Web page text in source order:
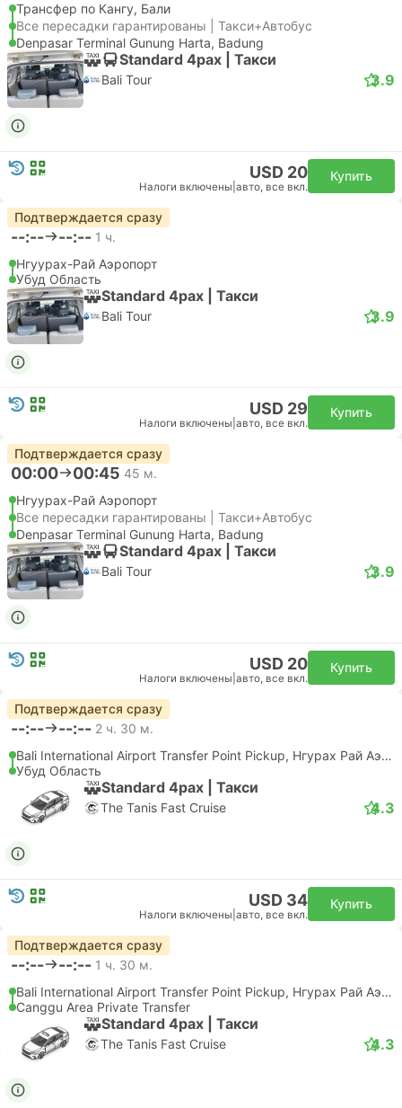
Трансфер по Кангу, Бали
Все пересадки гарантированы | Такси+Автобус
Denpasar Terminal Gunung Harta, Badung
Standard 4pax | Такси
Bali Tour 3.9
USD 20
Налоги включены авто, все вкл.
Купить
Подтверждается сразу
--:-- --:-- 1 ч.
Нгуурах-Рай Аэропорт
Убуд Область
Standard 4pax | Такси
Bali Tour 3.9
USD 29
Налоги включены авто, все вкл.
Купить
Подтверждается сразу
00:00 00:45 45 м.
Нгуурах-Рай Аэропорт
Все пересадки гарантированы | Такси+Автобус
Denpasar Terminal Gunung Harta, Badung
Standard 4pax | Такси
Bali Tour 3.9
USD 20
Налоги включены авто, все вкл.
Купить
Подтверждается сразу
--:-- --:-- 2 ч. 30 м.
Bali International Airport Transfer Point Pickup, Нгурах Рай Аэропорт
Убуд Область
Standard 4pax | Такси
The Tanis Fast Cruise 4.3
USD 34
Налоги включены авто, все вкл.
Купить
Подтверждается сразу
--:-- --:-- 1 ч. 30 м.
Bali International Airport Transfer Point Pickup, Нгурах Рай Аэропорт
Canggu Area Private Transfer
Standard 4pax | Такси
The Tanis Fast Cruise 4.3